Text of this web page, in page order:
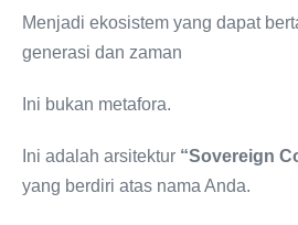
Menjadi ekosistem yang dapat
generasi dan zaman
Ini bukan metafora.
Ini adalah arsitektur “Sovereign
yang berdiri atas nama Anda.